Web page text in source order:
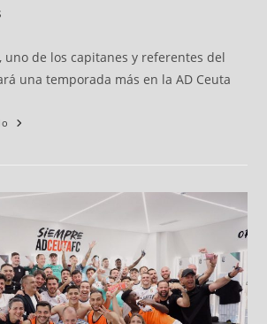
uno de los capitanes y referentes del
una temporada más en la AD Ceuta